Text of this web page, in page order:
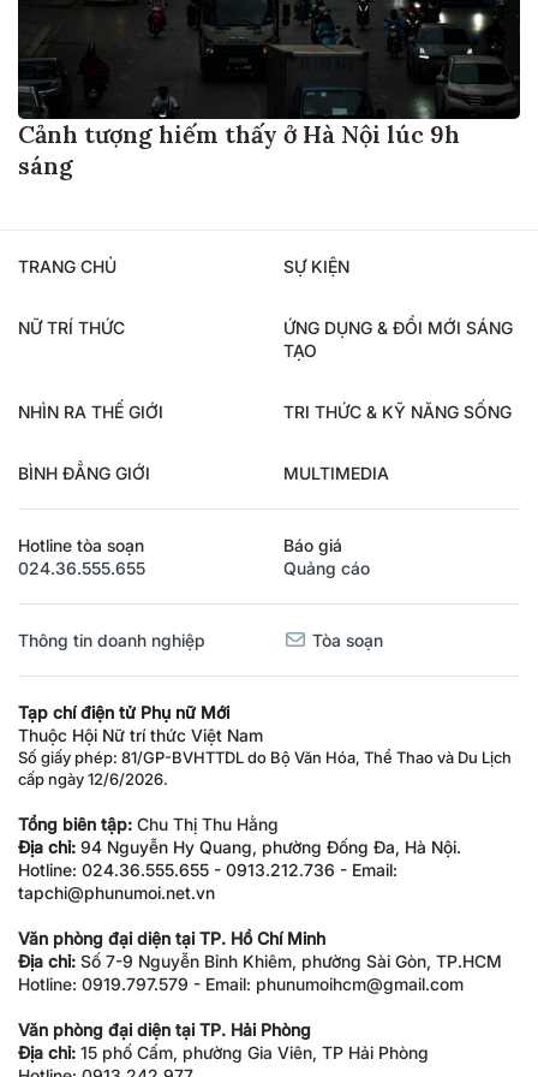
Cảnh tượng hiếm thấy ở Hà Nội lúc 9h
sáng
TRANG CHỦ SỰ KIỆN
NỮ TRÍ THỨC
ỨNG DỤNG & ĐỔI MỚI SÁNG
TẠO
NHÌN RA THẾ GIỚI TRI THỨC & KỸ NĂNG SỐNG
BÌNH ĐẲNG GIỚI MULTIMEDIA
Hotline tòa soạn
024.36.555.655
Báo giá
Quảng cáo
Thông tin doanh nghiệp Tòa soạn
Tạp chí điện tử Phụ nữ Mới
Thuộc Hội Nữ trí thức Việt Nam
Số giấy phép: 81/GP-BVHTTDL do Bộ Văn Hóa, Thể Thao và Du Lịch
cấp ngày 12/6/2026.
Tổng biên tập: Chu Thị Thu Hằng
Địa chỉ: 94 Nguyễn Hy Quang, phường Đống Đa, Hà Nội.
Hotline: 024.36.555.655 - 0913.212.736 - Email:
tapchi@phunumoi.net.vn
Văn phòng đại diện tại TP. Hồ Chí Minh
Địa chỉ: Số 7-9 Nguyễn Bỉnh Khiêm, phường Sài Gòn, TP.HCM
Hotline: 0919.797.579 - Email: phunumoihcm@gmail.com
Văn phòng đại diện tại TP. Hải Phòng
Địa chỉ: 15 phố Cấm, phường Gia Viên, TP Hải Phòng